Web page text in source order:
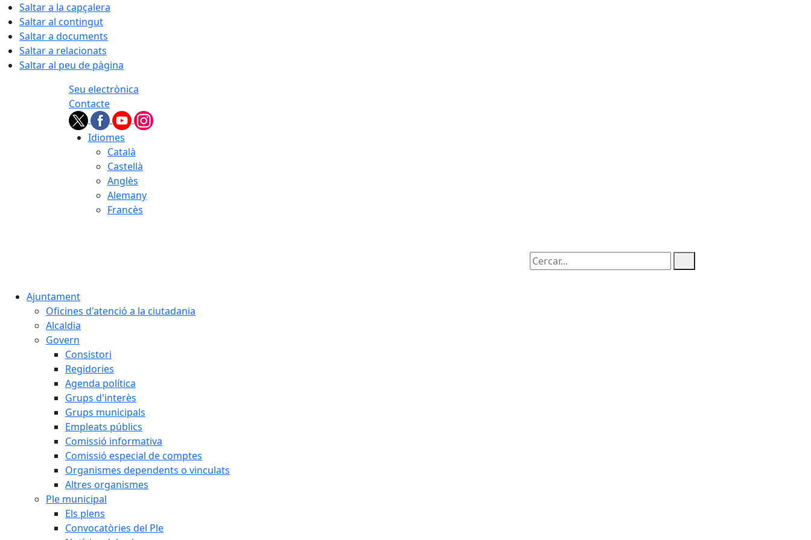
Saltar a la capçalera
Saltar al contingut
Saltar a documents
Saltar a relacionats
Saltar al peu de pàgina
Seu electrònica
Contacte
Idiomes
Català
Castellà
Anglès
Alemany
Francès
Cercar:
Ajuntament
Oficines d'atenció a la ciutadania
Alcaldia
Govern
Consistori
Regidories
Agenda política
Grups d'interès
Grups municipals
Empleats públics
Comissió informativa
Comissió especial de comptes
Organismes dependents o vinculats
Altres organismes
Ple municipal
Els plens
Convocatòries del Ple